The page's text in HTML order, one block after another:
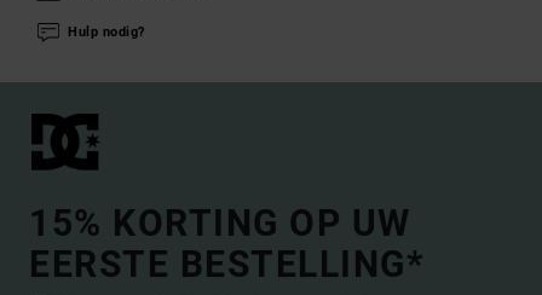
Hulp nodig?
15% KORTING OP UW
EERSTE BESTELLING*